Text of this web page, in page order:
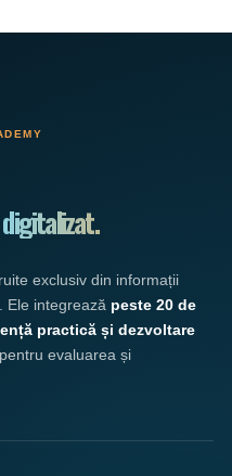
exclusiv din informații
Ele integrează peste 20 de
practică și dezvoltare
pentru evaluarea și